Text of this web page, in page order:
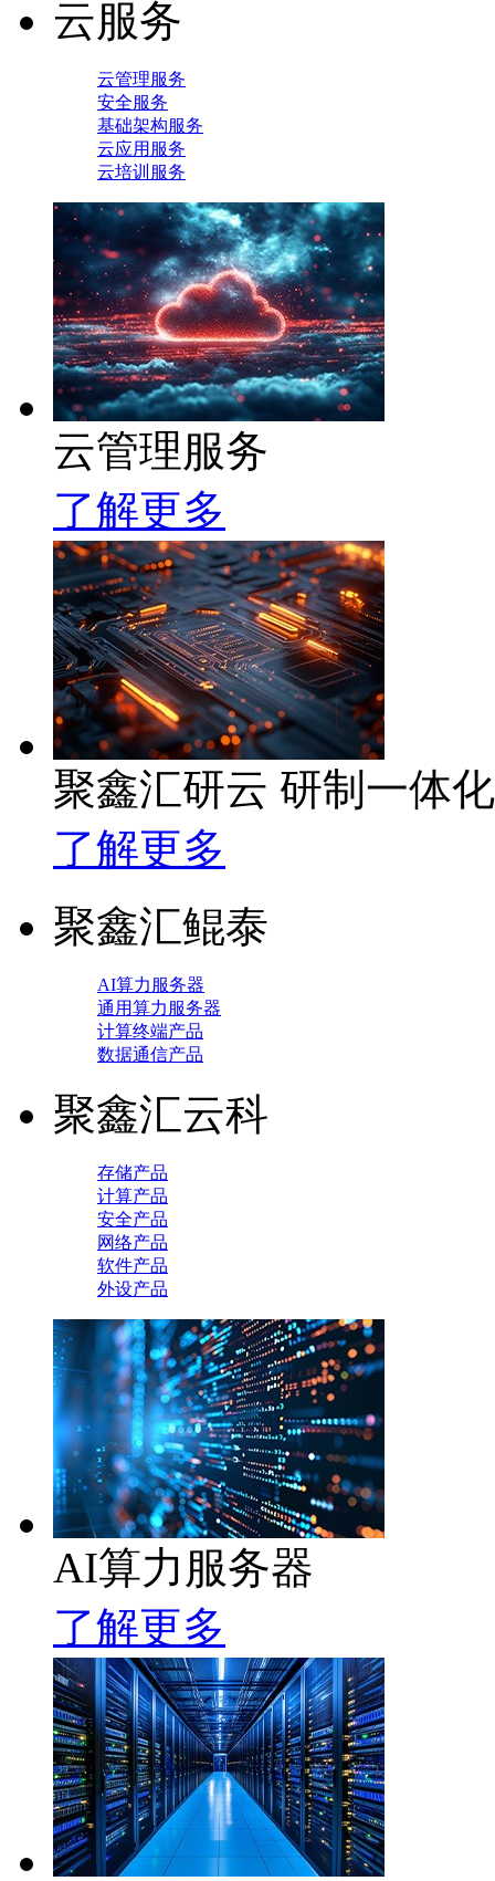
云服务
云管理服务
安全服务
基础架构服务
云应用服务
云培训服务
云管理服务
了解更多
聚鑫汇研云 研制一体
了解更多
聚鑫汇鲲泰
AI算力服务器
通用算力服务器
计算终端产品
数据通信产品
聚鑫汇云科
存储产品
计算产品
安全产品
网络产品
软件产品
外设产品
AI算力服务器
了解更多